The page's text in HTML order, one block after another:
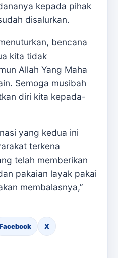
kepada pihak
disalurkan.
bencana
kita tidak
Allah Yang Maha
Semoga musibah
diri kita kepada-
yang kedua ini
terkena
telah memberikan
pakaian layak pakai
membalasnya,”
X